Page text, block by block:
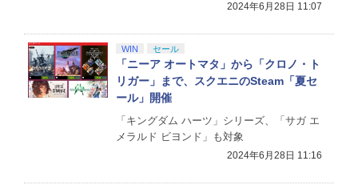
2024年6月28日 11:07
WIN セール
「ニーア オートマタ」から「クロノ・ト
リガー」まで、スクエニのSteam「夏セ
ール」開催
「キングダム ハーツ」シリーズ、「サガ エ
メラルド ビヨンド」も対象
2024年6月28日 11:16